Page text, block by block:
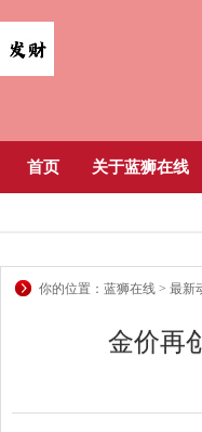
首页 关于蓝狮在线
你的位置： 蓝狮在线 > 最新
金价再